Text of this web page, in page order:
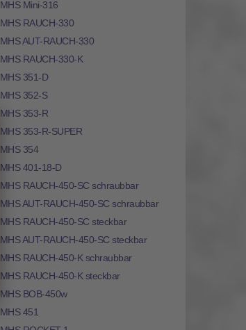
MHS Mini-316
MHS RAUCH-330
MHS AUT-RAUCH-330
MHS RAUCH-330-K
MHS 351-D
MHS 352-S
MHS 353-R
MHS 353-R-SUPER
MHS 354
MHS 401-18-D
MHS RAUCH-450-SC schraubbar
MHS AUT-RAUCH-450-SC schraubbar
MHS RAUCH-450-SC steckbar
MHS AUT-RAUCH-450-SC steckbar
MHS RAUCH-450-K schraubbar
MHS RAUCH-450-K steckbar
MHS BOB-450w
MHS 451